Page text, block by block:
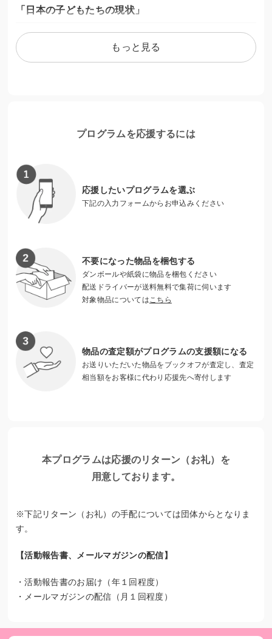
「日本の子どもたちの現状」
9人に1人が「貧困」、17人に1人が「ヤングケアラー」、18
人に1人が「どこにも居場所がない」という国の調査結果があ
す。子どもたちをひとりきりにさせず誰かの温かな手を届け
＜カタリバの現場で聞いた子どもたちの声＞
・「進学したらやりたいと思っていた部活も、遠征費や道具
にお金がかかりそうなので入部はあきらめました。あきらめ
いがいて、学費を払えないことがわかっているため、自分は
大学進学をあきらめて高校卒業後に就職します。」
・「親は朝から夜遅くまで仕事で家にいないため、ご飯はコ
ンビニで買ってきてひとりで食べています。栄養バランスの
空いています。」
・「親が病気がちで、家計を支えるために私には毎日のアル
バイトが必要です。せっかくがんばって勉強して進学した高
校は、中退せざるをえなくなりました。」
厚生労働省「2022年(令和4年) 国民生活基礎調査の概況」
厚生労働省「令和２年度ヤングケアラーの実態に関する調査
もっと見る
プログラムを応援するには
応援したいプログラムを選ぶ
下記の入力フォームからお申込みください
不要になった物品を梱包する
ダンボールや紙袋に物品を梱包ください
配送ドライバーが送料無料で集荷に伺います
対象物品については こちら
物品の査定額がプログラムの支援額になる
お送りいただいた物品をブックオフが査定し、査定
相当額をお客様に代わり応援先へ寄付します
本プログラムは応援のリターン（お礼）を
用意しております。
※下記リターン（お礼）の手配については団体からとなりま
す。
【活動報告書、メールマガジンの配信】
・活動報告書のお届け（年１回程度）
・メールマガジンの配信（月１回程度）